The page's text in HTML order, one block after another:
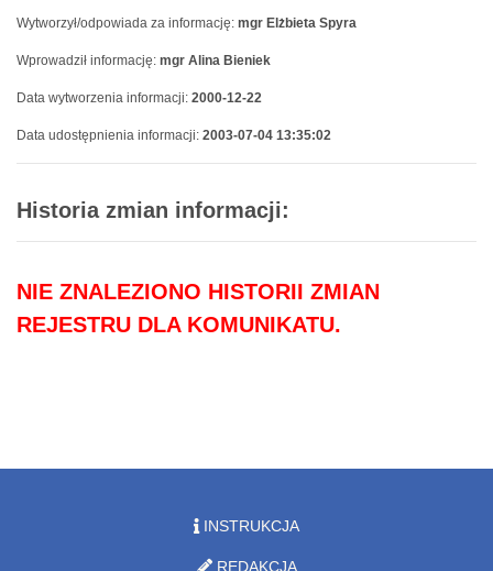
Wytworzył/odpowiada za informację: mgr Elżbieta Spyra
Wprowadził informację: mgr Alina Bieniek
Data wytworzenia informacji: 2000-12-22
Data udostępnienia informacji: 2003-07-04 13:35:02
Historia zmian informacji:
NIE ZNALEZIONO HISTORII ZMIAN
REJESTRU DLA KOMUNIKATU.
INSTRUKCJA
REDAKCJA